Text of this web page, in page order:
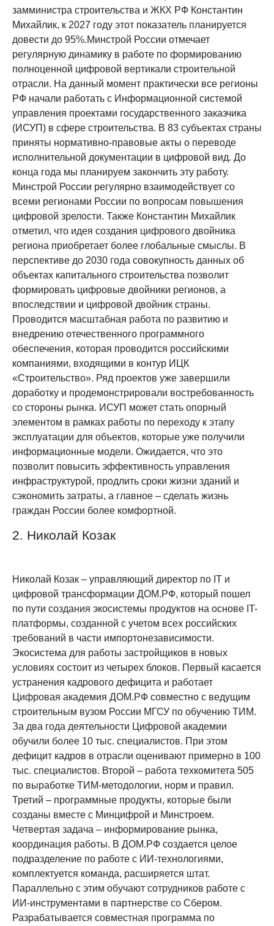
замминистра строительства и ЖКХ РФ Константин
Михайлик, к 2027 году этот показатель планируется
довести до 95%.Минстрой России отмечает
регулярную динамику в работе по формированию
полноценной цифровой вертикали строительной
отрасли. На данный момент практически все регионы
РФ начали работать с Информационной системой
управления проектами государственного заказчика
(ИСУП) в сфере строительства. В 83 субъектах страны
приняты нормативно-правовые акты о переводе
исполнительной документации в цифровой вид. До
конца года мы планируем закончить эту работу.
Минстрой России регулярно взаимодействует со
всеми регионами России по вопросам повышения
цифровой зрелости. Также Константин Михайлик
отметил, что идея создания цифрового двойника
региона приобретает более глобальные смыслы. В
перспективе до 2030 года совокупность данных об
объектах капитального строительства позволит
формировать цифровые двойники регионов, а
впоследствии и цифровой двойник страны.
Проводится масштабная работа по развитию и
внедрению отечественного программного
обеспечения, которая проводится российскими
компаниями, входящими в контур ИЦК
«Строительство». Ряд проектов уже завершили
доработку и продемонстрировали востребованность
со стороны рынка. ИСУП может стать опорный
элементом в рамках работы по переходу к этапу
эксплуатации для объектов, которые уже получили
информационные модели. Ожидается, что это
позволит повысить эффективность управления
инфраструктурой, продлить сроки жизни зданий и
сэкономить затраты, а главное – сделать жизнь
граждан России более комфортной.
2. Николай Козак
Николай Козак – управляющий директор по IT и
цифровой трансформации ДОМ.РФ, который пошел
по пути создания экосистемы продуктов на основе IT-
платформы, созданной с учетом всех российских
требований в части импортонезависимости.
Экосистема для работы застройщиков в новых
условиях состоит из четырех блоков. Первый касается
устранения кадрового дефицита и работает
Цифровая академия ДОМ.РФ совместно с ведущим
строительным вузом России МГСУ по обучению ТИМ.
За два года деятельности Цифровой академии
обучили более 10 тыс. специалистов. При этом
дефицит кадров в отрасли оценивают примерно в 100
тыс. специалистов. Второй – работа техкомитета 505
по выработке ТИМ-методологии, норм и правил.
Третий – программные продукты, которые были
созданы вместе с Минцифрой и Минстроем.
Четвертая задача – информирование рынка,
координация работы. В ДОМ.РФ создается целое
подразделение по работе с ИИ-технологиями,
комплектуется команда, расширяется штат.
Параллельно с этим обучают сотрудников работе с
ИИ-инструментами в партнерстве со Сбером.
Разрабатывается совместная программа по